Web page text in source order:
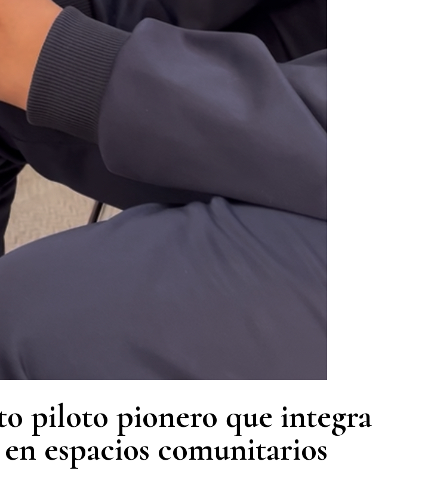
piloto pionero que integra
espacios comunitarios